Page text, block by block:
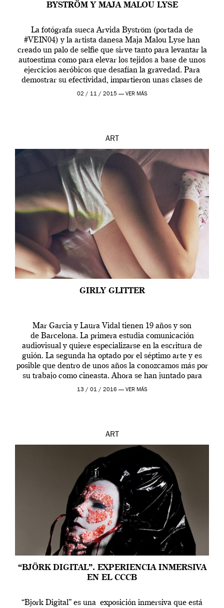
BYSTRÖM Y MAJA MALOU LYSE
La fotógrafa sueca Arvida Byström (portada de
#VEIN04) y la artista danesa Maja Malou Lyse han
creado un palo de selfie que sirve tanto para levantar la
autoestima como para elevar los tejidos a base de unos
ejercicios aeróbicos que desafían la gravedad. Para
demostrar su efectividad, impartieron unas clases de
prueba en el Tate […]
02 / 11 / 2015 — VER MÁS
ART
GIRLY GLITTER
Mar Garcia y Laura Vidal tienen 19 años y son
de Barcelona. La primera estudia comunicación
audiovisual y quiere especializarse en la escritura de
guión. La segunda ha optado por el séptimo arte y es
posible que dentro de unos años la conozcamos más por
su trabajo como cineasta. Ahora se han juntado para
contarnos una […]
13 / 01 / 2016 — VER MÁS
ART
“BJÖRK DIGITAL”. EXPERIENCIA INMERSIVA
EN EL CCCB
“Bjork Digital” es una exposición inmersiva que está